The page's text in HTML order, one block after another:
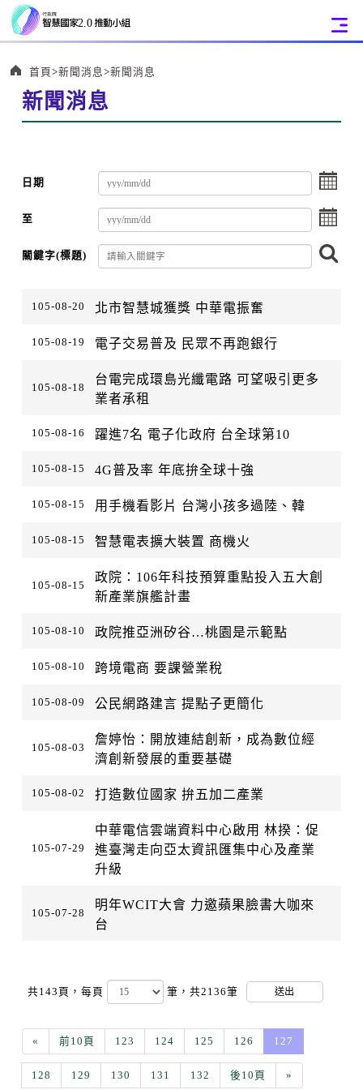
首頁 新聞消息 新聞消息
新聞消息
日期
選
擇
至
選
擇
關鍵字(標題)
尋
105-08-20
北市智慧城獲獎 中華電振奮
105-08-19 電子交易普及 民眾不再跑銀行
105-08-18
台電完成環島光纖電路 可望吸引更多
業者承租
105-08-16 躍進7名 電子化政府 台全球第10
105-08-15 4G普及率 年底拚全球十強
105-08-15 用手機看影片 台灣小孩多過陸、韓
105-08-15 智慧電表擴大裝置 商機火
105-08-15
政院：106年科技預算重點投入五大創
新產業旗艦計畫
105-08-10 政院推亞洲矽谷…桃園是示範點
105-08-10 跨境電商 要課營業稅
105-08-09 公民網路建言 提點子更簡化
105-08-03
詹婷怡：開放連結創新，成為數位經
濟創新發展的重要基礎
105-08-02 打造數位國家 拚五加二產業
105-07-29
中華電信雲端資料中心啟用 林揆：促
進臺灣走向亞太資訊匯集中心及產業
升級
105-07-28
明年WCIT大會 力邀蘋果臉書大咖來
台
共143頁， 每頁 筆，共2136筆 送出
« 前10頁 123 124 125 126 127
128 129 130 131 132 後10頁 »